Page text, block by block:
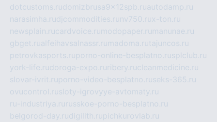
dotcustoms.rudomizbrusa9x12spb.ruautodamp.ru
narasimha.rudjcommodities.ru nv750.rux-ton.ru
newsplain.rucardvoice.ru modopaper.ru manunae.ru
gbget.rualfeihavsalnassr.ru madoma.rutajuncos.ru
petrovkasports.ruporno-online-besplatno.rusplclub.ru
york-life.rudoroga-expo.ru ribery.rucleanmedicine.ru
slovar-ivrit.ruporno-video-besplatno.ruseks-365.ru
ovucontrol.rusloty-igrovyye-avtomaty.ru
ru-industriya.ru russkoe-porno-besplatno.ru
belgorod-day.rudigilith.rupichkurovlab.ru